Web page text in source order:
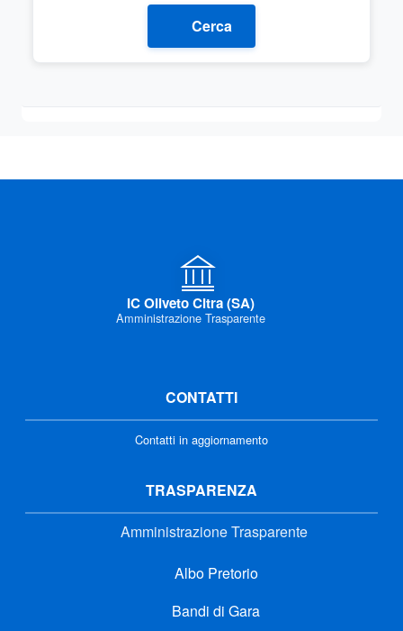
Cerca
IC Oliveto Citra (SA)
Amministrazione Trasparente
CONTATTI
Contatti in aggiornamento
TRASPARENZA
Amministrazione Trasparente
Albo Pretorio
Bandi di Gara